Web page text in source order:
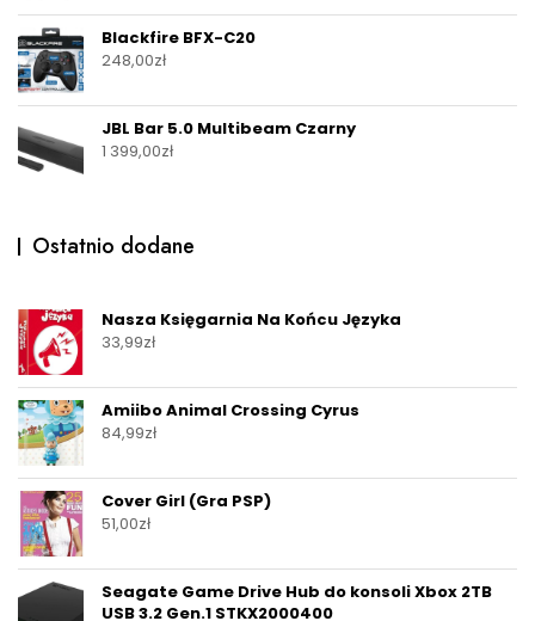
Blackfire BFX-C20
248,00zł
JBL Bar 5.0 Multibeam Czarny
1 399,00zł
Ostatnio dodane
Nasza Księgarnia Na Końcu Języka
33,99zł
Amiibo Animal Crossing Cyrus
84,99zł
Cover Girl (Gra PSP)
51,00zł
Seagate Game Drive Hub do konsoli Xbox 2TB
USB 3.2 Gen.1 STKX2000400